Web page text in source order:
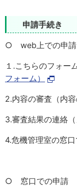
申請手続き
○ web上での申請
１.こちらのフォー
フォーム）
2.内容の審査（内
3.審査結果の連絡（
4.危機管理室の窓
○ 窓口での申請